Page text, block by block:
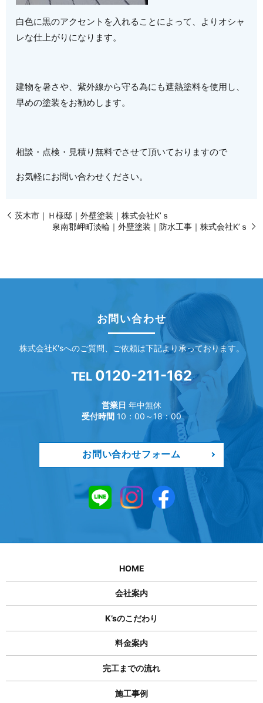
白色に黒のアクセントを入れることによって、よりオシャ
レな仕上がりになります。
建物を暑さや、紫外線から守る為にも遮熱塗料を使用し、
早めの塗装をお勧めします。
相談・点検・見積り無料でさせて頂いておりますので
お気軽にお問い合わせください。
茨木市｜Ｈ様邸｜外壁塗装｜株式会社K’ｓ
泉南郡岬町淡輪｜外壁塗装｜防水工事｜株式会社K’ｓ
お問い合わせ
株式会社K'sへのご質問、ご依頼は下記より承っております。
TEL 0120-211-162
営業日 年中無休
受付時間 10：00～18：00
お問い合わせフォーム
HOME
会社案内
K’sのこだわり
料金案内
完工までの流れ
施工事例